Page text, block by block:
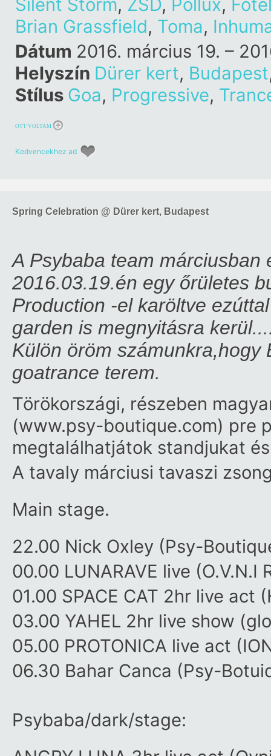
Silent Storm, ZSD, Pollux,
Brian Grassfield, Toma,
Dátum 2016. március 19. –
Helyszín Dürer kert, Budapest
Stílus Goa, Progressive,
OTT VOLTAM
Kedvencekhez ad
Spring Celebration @ Dürer kert, Budapest
A Psybaba team márciusban
2016.03.19.én egy őrületes
Production -el karöltve
garden is megnyitásra
Külön öröm számunkra,hogy
goatrance terem.
Törökországi, részeben
(www.psy-boutique.com) pre
megtalálhatjátok standjukat
A tavaly márciusi tavaszi
Main stage.
22.00 Nick Oxley (Psy-
00.00 LUNARAVE live (O.V.N.I
01.00 SPACE CAT 2hr live act
03.00 YAHEL 2hr live show
05.00 PROTONICA live act
06.30 Bahar Canca (Psy-
Psybaba/dark/stage: